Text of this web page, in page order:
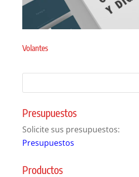
Volantes
Presupuestos
Solicite sus presupuestos:
Presupuestos
Productos